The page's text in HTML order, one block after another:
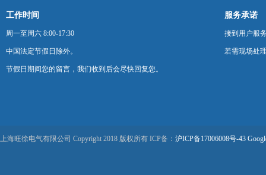
工作时间
周一至周六 8:00-17:30
中国法定节假日除外。
节假日期间您的留言，我们收到后会尽快回复您。
服务承诺
接到用户服
若需现场处
上海旺徐电气有限公司 Copyright 2018 版权所有 ICP备： 沪ICP备17006008号-43